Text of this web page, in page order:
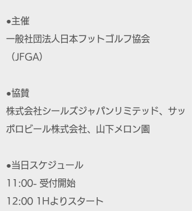
●主催
一般社団法人日本フットゴルフ協会
（JFGA）
●協賛
株式会社シールズジャパンリミテッド、サッ
ポロビール株式会社、山下メロン園
●当日スケジュール
11:00- 受付開始
12:00 1Hよりスタート